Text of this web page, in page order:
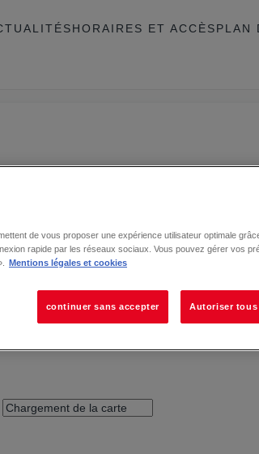
HORAIRES ET ACCÈSPLAN
de vous proposer une expérience utilisateur optimale
rapide par les réseaux sociaux. Vous pouvez gérer vos
Mentions légales et cookies
continuer sans accepter Autoriser